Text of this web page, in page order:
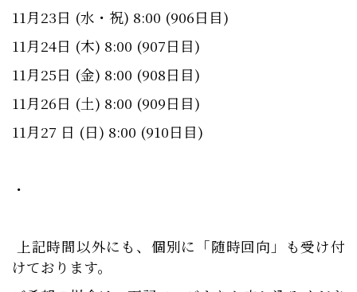
11月23日 (水・祝) 8:00 (906日目)
11月24日 (木) 8:00 (907日目)
11月25日 (金) 8:00 (908日目)
11月26日 (土) 8:00 (909日目)
11月27 日 (日) 8:00 (910日目)
・
上記時間以外にも、個別に「随時回向」も受け付
けております。